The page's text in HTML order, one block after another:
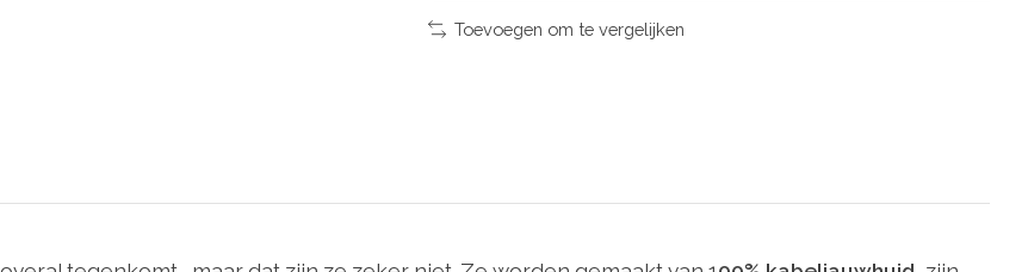
Toevoegen om te vergelijken